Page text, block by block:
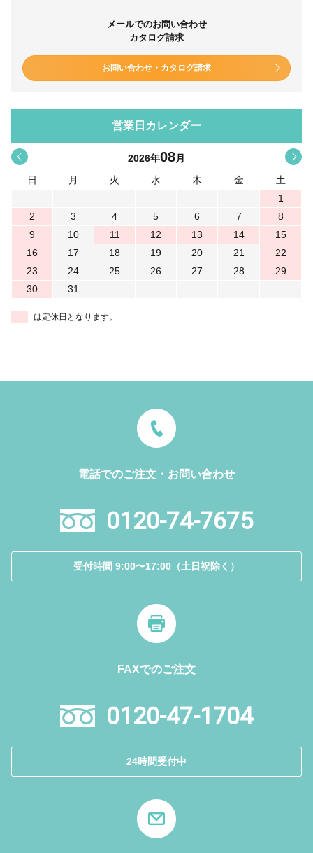
メールでのお問い合わせ
カタログ請求
お問い合わせ・カタログ請求
営業日カレンダー
< 2026年08月
日
月 火 水 木 金
土
1
2
3 4 5 6 7
8
9
10 11 12 13 14
15
16
17 18 19 20 21
22
23
24 25 26 27 28
29
30
31
は定休日となります。
電話でのご注文・お問い合わせ
0120-74-7675
受付時間 9:00〜17:00（土日祝除く）
FAXでのご注文
0120-47-1704
24時間受付中